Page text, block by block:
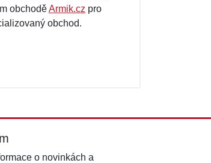
obchoděArmik.cz pro
obchod.
o novinkách a